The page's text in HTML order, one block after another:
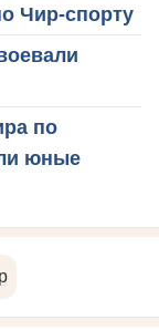
Чир-спорту
по
юные